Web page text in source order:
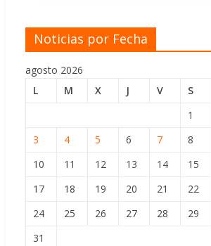
Noticias por Fecha
agosto 2026
L
M X J V S
1
3
4 5 6 7 8
10
11 12 13 14 15
17
18 19 20 21 22
24
25 26 27 28 29
31